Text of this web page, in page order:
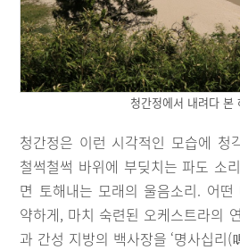
청간정에서 내려다 본
청간정은 이런 시각적인 모습에 청
철썩철썩 바위에 부딪치는 파도 소
면 토해내는 모래의 울음소리. 어
약하게, 마치 숙련된 오케스트라의
과 간성 지방의 백사장을 ‘명사십리